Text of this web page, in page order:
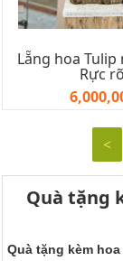
Lẵng hoa Tulip
Rực
<
Quà tặng
Quà tặng kèm